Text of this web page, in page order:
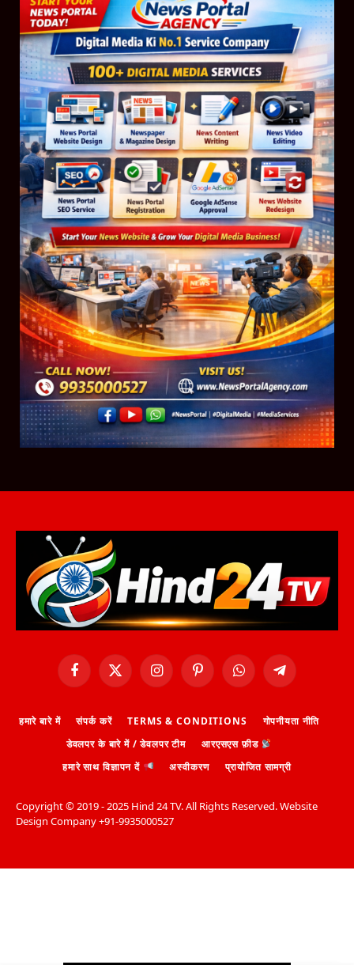
FacebookX
(Twitter)
InstagramPinterestWhatsAppTelegram
हमारे बारे में संपर्क करें TERMS & CONDITIONS
गोपनीयता नीति
डेवलपर के बारे में / डेवलपर टीम
आरएसएस फ़ीड
हमारे साथ विज्ञापन दें
अस्वीकरण प्रायोजित सामग्री
Copyright ©️ 2019 - 2025 Hind 24 TV. All Rights Reserved. Website
Design Company +91-9935000527